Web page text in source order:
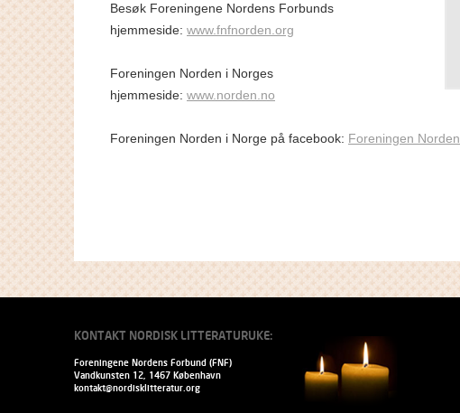
Besøk Foreningene Nordens Forbunds
hjemmeside: www.fnfnorden.org
Foreningen Norden i Norges
hjemmeside: www.norden.no
Foreningen Norden i Norge på facebook: Foreningen Norden
KONTAKT NORDISK LITTERATURUKE:
Foreningene Nordens Forbund (FNF)
Vandkunsten 12, 1467 København
kontakt@nordisklitteratur.org